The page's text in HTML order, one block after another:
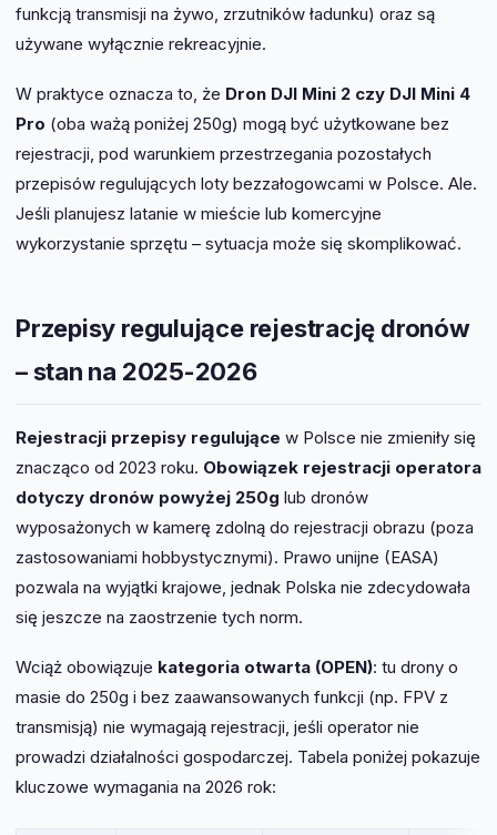
funkcją transmisji na żywo, zrzutników ładunku) oraz są
używane wyłącznie rekreacyjnie.
W praktyce oznacza to, że Dron DJI Mini 2 czy DJI Mini 4
Pro (oba ważą poniżej 250g) mogą być użytkowane bez
rejestracji, pod warunkiem przestrzegania pozostałych
przepisów regulujących loty bezzałogowcami w Polsce. Ale.
Jeśli planujesz latanie w mieście lub komercyjne
wykorzystanie sprzętu – sytuacja może się skomplikować.
Przepisy regulujące rejestrację dronów
– stan na 2025-2026
Rejestracji przepisy regulujące w Polsce nie zmieniły się
znacząco od 2023 roku. Obowiązek rejestracji operatora
dotyczy dronów powyżej 250g lub dronów
wyposażonych w kamerę zdolną do rejestracji obrazu (poza
zastosowaniami hobbystycznymi). Prawo unijne (EASA)
pozwala na wyjątki krajowe, jednak Polska nie zdecydowała
się jeszcze na zaostrzenie tych norm.
Wciąż obowiązuje kategoria otwarta (OPEN): tu drony o
masie do 250g i bez zaawansowanych funkcji (np. FPV z
transmisją) nie wymagają rejestracji, jeśli operator nie
prowadzi działalności gospodarczej. Tabela poniżej pokazuje
kluczowe wymagania na 2026 rok: